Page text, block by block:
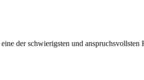
der schwierigsten und